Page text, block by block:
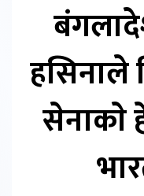
हसिनाले
सेनाकाे